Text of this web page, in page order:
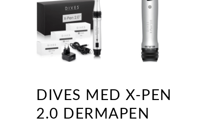
DIVES MED X-PEN
2.0 DERMAPEN